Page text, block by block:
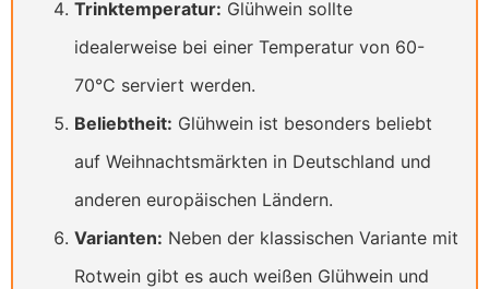
Trinktemperatur: Glühwein sollte
idealerweise bei einer Temperatur von 60-
70°C serviert werden.
Beliebtheit: Glühwein ist besonders beliebt
auf Weihnachtsmärkten in Deutschland und
anderen europäischen Ländern.
Varianten: Neben der klassischen Variante mit
Rotwein gibt es auch weißen Glühwein und